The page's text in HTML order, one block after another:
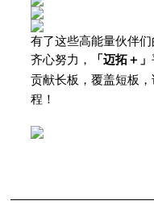
有了这些高能量伙伴
齐心努力，
「迈拓＋」
贡献长板，覆盖短板
程！